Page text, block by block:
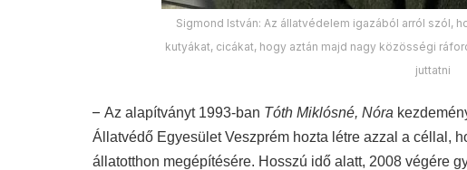
Sigmond István: Az állatvédelem igazából arról szól,
kutyákat, cicákat, hogy aztán majd nagy közösségi
juttatni
– Az alapítványt 1993-ban Tóth Miklósné, Nóra
Állatvédő Egyesület Veszprém hozta létre azzal a céllal,
állatotthon megépítésére. Hosszú idő alatt, 2008 végére